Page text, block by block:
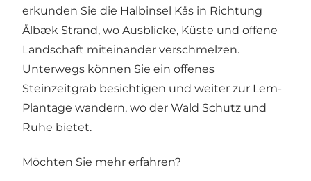
erkunden Sie die Halbinsel Kås in Richtung
Ålbæk Strand, wo Ausblicke, Küste und offene
Landschaft miteinander verschmelzen.
Unterwegs können Sie ein offenes
Steinzeitgrab besichtigen und weiter zur Lem-
Plantage wandern, wo der Wald Schutz und
Ruhe bietet.
Möchten Sie mehr erfahren?